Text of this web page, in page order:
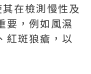
在檢測慢性及
要，例如風濕
紅斑狼瘡，以